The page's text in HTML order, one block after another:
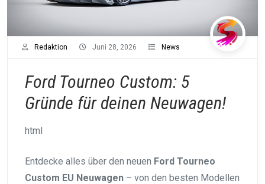
Redaktion Juni 28, 2026 News
Ford Tourneo Custom: 5
Gründe für deinen Neuwagen!
html
Entdecke alles über den neuen Ford Tourneo
Custom EU Neuwagen – von den besten Modellen